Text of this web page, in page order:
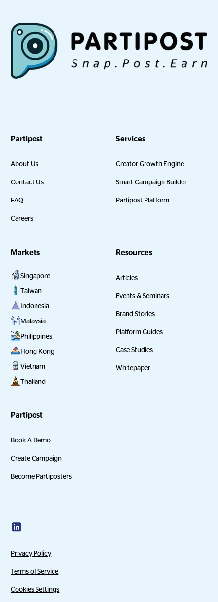
Partipost
About Us
Contact Us
FAQ
Careers
Services
Creator Growth Engine
Smart Campaign Builder
Partipost Platform
Markets
Singapore
Taiwan
Indonesia
Malaysia
Philippines
Hong Kong
Vietnam
Thailand
Resources
Articles
Events & Seminars
Brand Stories
Platform Guides
Case Studies
Whitepaper
Partipost
Book A Demo
Create Campaign
Become Partiposters
Privacy Policy
Terms of Service
Cookies Settings